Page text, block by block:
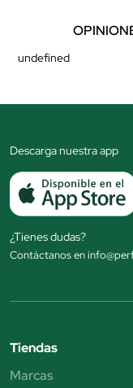
undefined
Descarga nuestra app
¿Tienes dudas?
Contáctanos en
Tiendas
Marcas